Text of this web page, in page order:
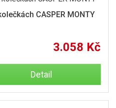
CASPER MONTY
3.058 Kč
Detail